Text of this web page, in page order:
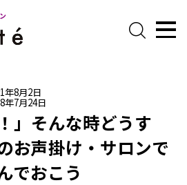
年8月2日
年7月24日
」そんな時どうす
お声掛け・サロンで
でおこう